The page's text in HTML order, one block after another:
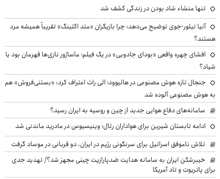
تنها منشاء شاد بودن در زندگی کشف شد
آنیا تیلور-جوی توضیح می‌دهد: چرا بازیگران «متد اکتینگ» تقریباً همیشه مرد
هستند؟
افشای چهره واقعی «بودای جادویی» در یک فیلم؛ ماساژور نازی‌ها قهرمان بود یا
شیاد؟
جنجال تازه هوش مصنوعی در هالیوود؛ الی راث اعتراف کرد: «بستنی‌فروش» هم
به هوش مصنوعی آلوده شد
سامانه‌های دفاع هوایی جدید از چین و روسیه به ایران رسید؟
ادامه تابستان شیرین برای هواداران رئال؛ وینیسیوس در مادرید ماندنی شد
تلاش ناموفق اسرائیل برای سرنگونی رژیم در ایران، دو قربانی در موساد گرفت
خیبرشکن ایران به سامانه هدایت ضدپارازیت چینی مجهز شد؟/ تهدید جدی
برای پاتریوت و تاد آمریکا